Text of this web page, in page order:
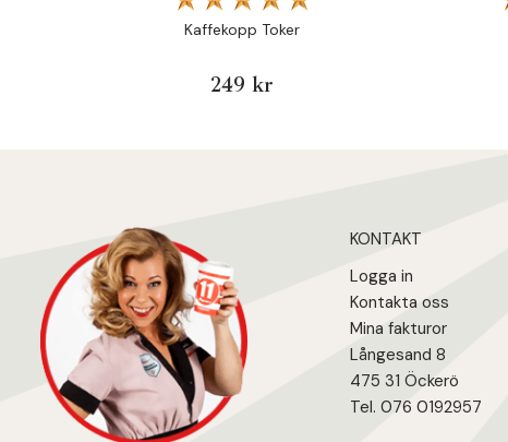
Kaffekopp Toker
249 kr
KONTAKT
Logga in
Kontakta oss
Mina fakturor
Långesand 8
475 31 Öckerö
Tel. 076 0192957